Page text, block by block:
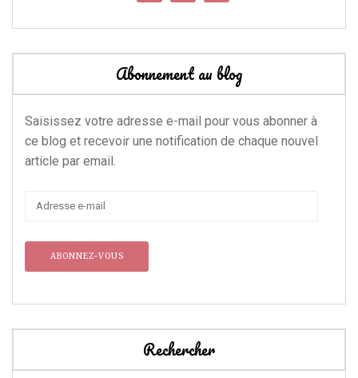
Abonnement au blog
Saisissez votre adresse e-mail pour vous abonner à
ce blog et recevoir une notification de chaque nouvel
article par email.
Adresse
mail
Rechercher